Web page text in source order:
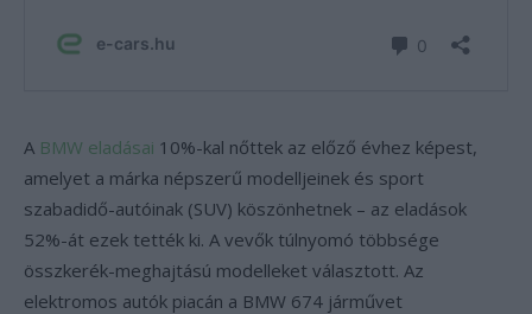
A BMW eladásai 10%-kal nőttek az előző évhez képest,
amelyet a márka népszerű modelljeinek és sport
szabadidő-autóinak (SUV) köszönhetnek – az eladások
52%-át ezek tették ki. A vevők túlnyomó többsége
összkerék-meghajtású modelleket választott. Az
elektromos autók piacán a BMW 674 járművet